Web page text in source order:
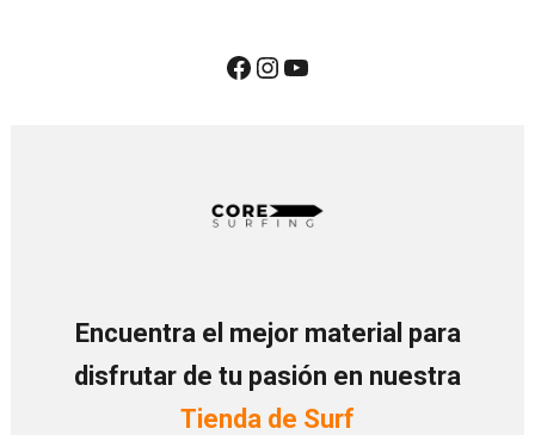
Encuentra el mejor material para
disfrutar de tu pasión en nuestra
Tienda de Surf